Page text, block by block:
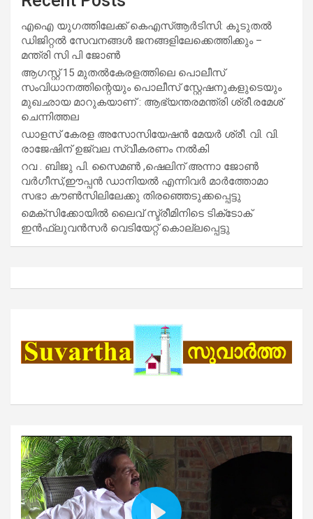
എഐ യുഗത്തിലേക്ക് കെഎസ്ആർടിസി: കൂടുതൽ
ഡിജിറ്റൽ സേവനങ്ങൾ ജനങ്ങളിലേക്കെത്തിക്കും –
മന്ത്രി സി പി ജോൺ
ആഗസ്റ്റ് 15 മുതല്‍കേരളത്തിലെ പൊലീസ്
സംവിധാനത്തിന്റെയും പൊലീസ് സ്റ്റേഷനുകളുടെയും
മുഖഛായ മാറുകയാണ് : ആഭ്യന്തരമന്ത്രി ശ്രീ.രമേശ്
ചെന്നിത്തല
ഡാളസ് കേരള അസോസിയേഷൻ മേയർ ശ്രീ. വി. വി.
രാജേഷിന് ഉജ്വല സ്വീകരണം നൽകി
റവ . ബിജു പി. സൈമൺ ,ഷെലിന് അന്നാ ജോൺ
വർഗീസ്,ഈപ്പൻ ഡാനിയൽ എന്നിവർ മാർത്തോമാ
സഭാ കൗൺസിലിലേക്കു തിരഞ്ഞെടുക്കപ്പെട്ടു
മെക്സിക്കോയിൽ ലൈവ് സ്ട്രീമിനിടെ ടിക്‌ടോക്
ഇൻഫ്ലുവൻസർ വെടിയേറ്റ് കൊല്ലപ്പെട്ടു